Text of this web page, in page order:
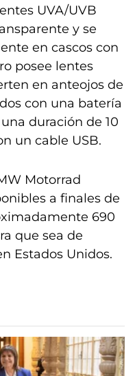
UVA/UVB
y se
en cascos con
posee lentes
en anteojos de
con una batería
duración de 10
un cable USB.
Motorrad
a finales de
690
que sea de
Estados Unidos.